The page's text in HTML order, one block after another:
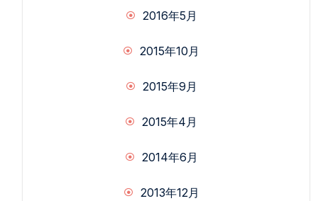
2016年5月
2015年10月
2015年9月
2015年4月
2014年6月
2013年12月